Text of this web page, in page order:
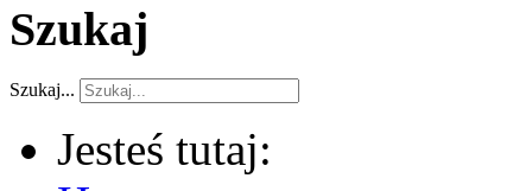
Szukaj
Szukaj...
Jesteś tutaj: